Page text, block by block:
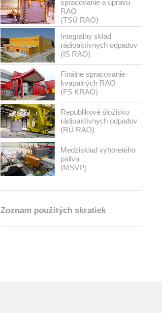
spracovanie a úpravu
RAO
(TSÚ RAO)
Integrálny sklad
rádioaktívnych odpadov
(IS RAO)
Finálne spracovanie
kvapalných RAO
(FS KRAO)
Republikové úložisko
rádioaktívnych odpadov
(RÚ RAO)
Medzisklad vyhoretého
paliva
(MSVP)
Zoznam použitých skratiek